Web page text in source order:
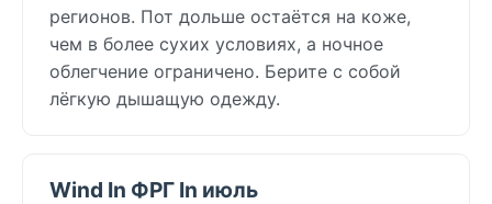
регионов. Пот дольше остаётся на коже,
чем в более сухих условиях, а ночное
облегчение ограничено. Берите с собой
лёгкую дышащую одежду.
Wind In ФРГ In июль